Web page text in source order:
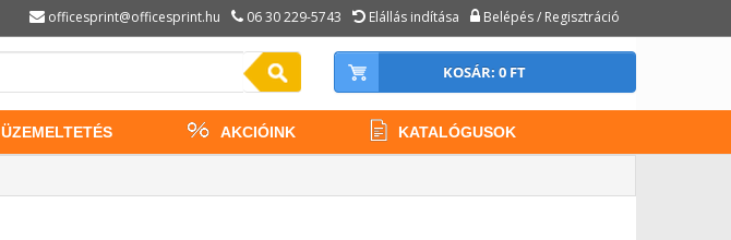
officesprint@officesprint.hu 06 30 229-5743 Elállás indítása Belépés / Regisztráció
KOSÁR: 0 FT
ÜZEMELTETÉS AKCIÓINK KATALÓGUSOK